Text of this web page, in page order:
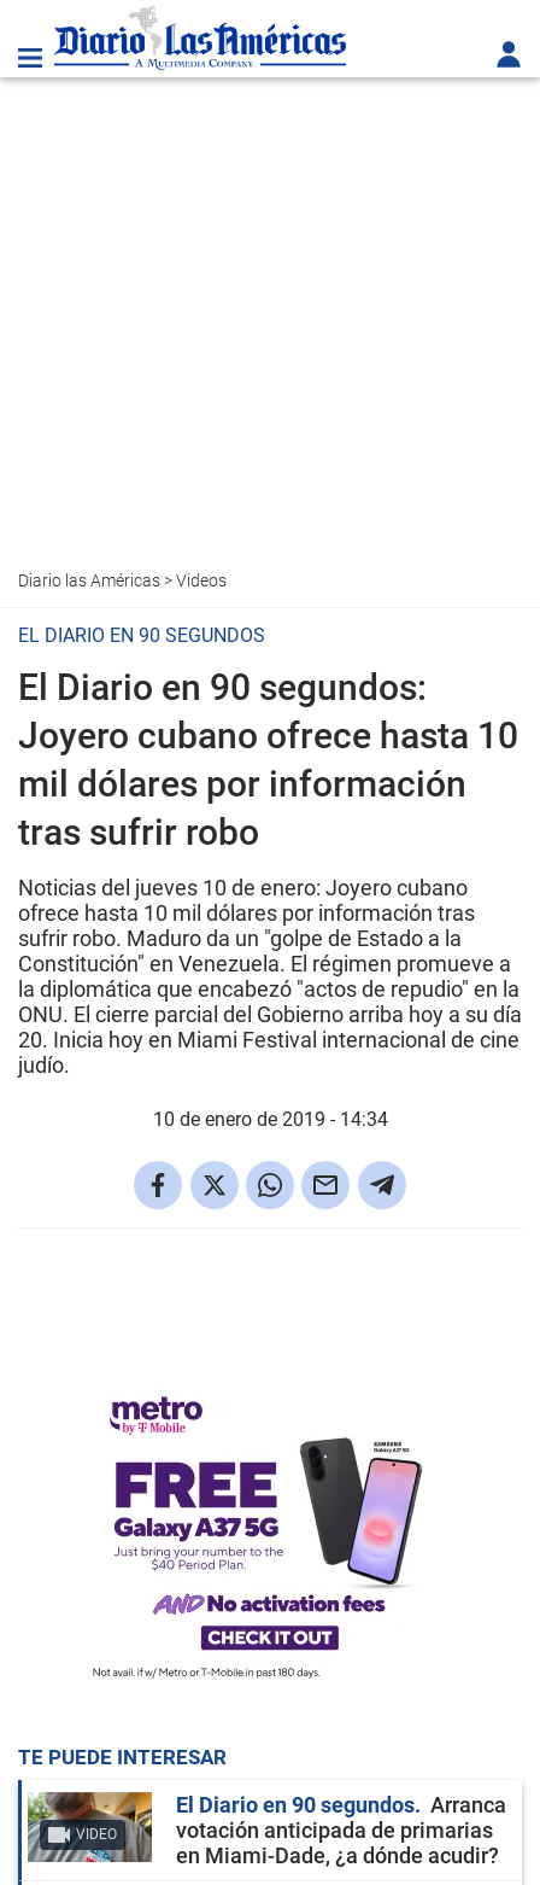
Diario las Américas>Videos
EL DIARIO EN 90 SEGUNDOS
El Diario en 90 segundos:
Joyero cubano ofrece hasta 10
mil dólares por información
tras sufrir robo
Noticias del jueves 10 de enero: Joyero cubano
ofrece hasta 10 mil dólares por información tras
sufrir robo. Maduro da un "golpe de Estado a la
Constitución" en Venezuela. El régimen promueve a
la diplomática que encabezó "actos de repudio" en la
ONU. El cierre parcial del Gobierno arriba hoy a su día
20. Inicia hoy en Miami Festival internacional de cine
judío.
10 de enero de 2019 - 14:34
TE PUEDE INTERESAR
VIDEO
El Diario en 90 segundos
Arranca
votación anticipada de primarias
en Miami-Dade, ¿a dónde acudir?